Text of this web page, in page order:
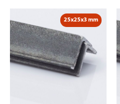
25x25x3 mm